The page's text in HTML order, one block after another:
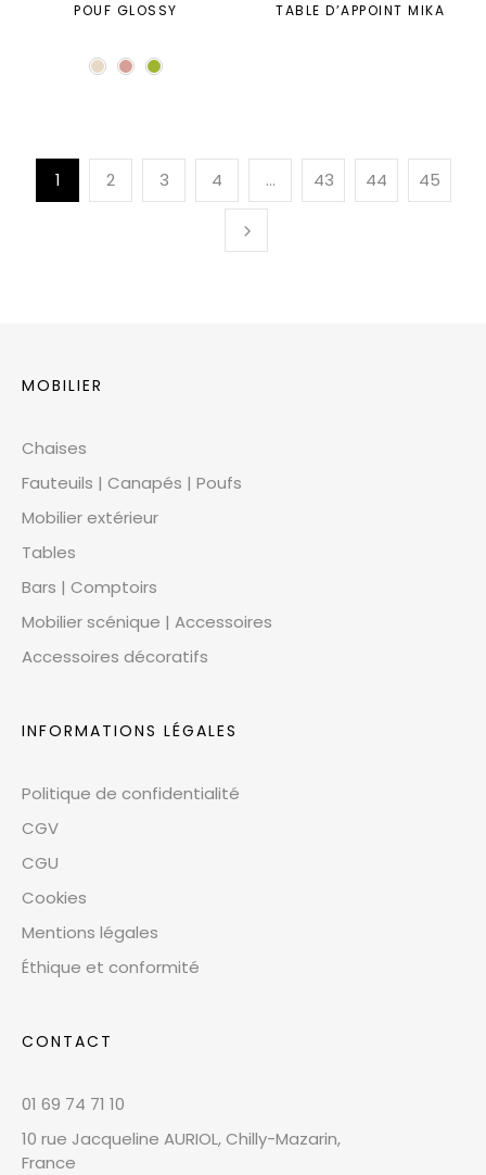
POUF GLOSSY TABLE D’APPOINT MIKA
1 2 3 4 … 43 44 45
MOBILIER
Chaises
Fauteuils | Canapés | Poufs
Mobilier extérieur
Tables
Bars | Comptoirs
Mobilier scénique | Accessoires
Accessoires décoratifs
INFORMATIONS LÉGALES
Politique de confidentialité
CGV
CGU
Cookies
Mentions légales
Éthique et conformité
CONTACT
01 69 74 71 10
10 rue Jacqueline AURIOL, Chilly-Mazarin,
France